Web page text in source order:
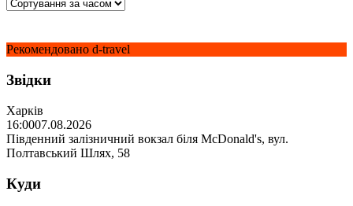
Рекомендовано d-travel
Звідки
Харків
16:0007.08.2026
Південний залізничний вокзал біля McDonald's, вул.
Полтавський Шлях, 58
Куди